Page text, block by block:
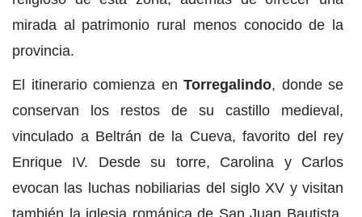
mirada al patrimonio rural menos conocido de la
provincia.
El itinerario comienza en Torregalindo, donde se
conservan los restos de su castillo medieval,
vinculado a Beltrán de la Cueva, favorito del rey
Enrique IV. Desde su torre, Carolina y Carlos
evocan las luchas nobiliarias del siglo XV y visitan